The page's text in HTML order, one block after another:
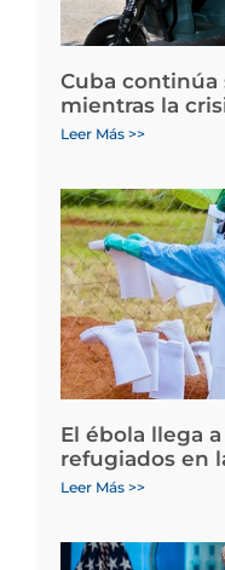
Cuba continúa
mientras la
Leer Más >>
El ébola llega
refugiados en
Leer Más >>